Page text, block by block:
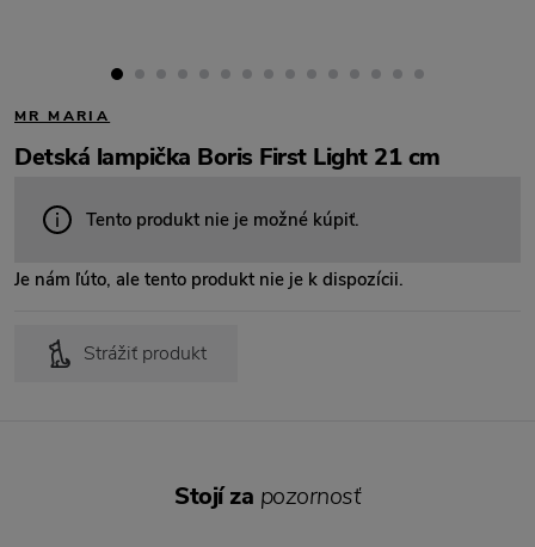
MR MARIA
Detská lampička Boris First Light 21 cm
Tento produkt nie je možné kúpiť.
Je nám ľúto, ale tento produkt nie je k dispozícii.
Strážiť produkt
Stojí za pozornosť